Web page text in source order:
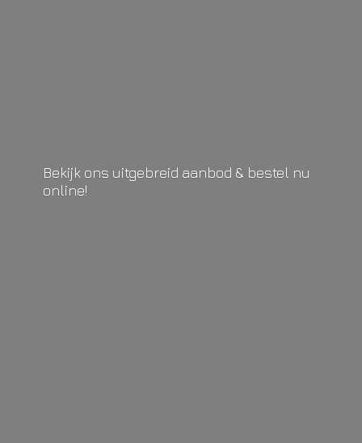
Bekijk ons uitgebreid aanbod & bestel nu
online!